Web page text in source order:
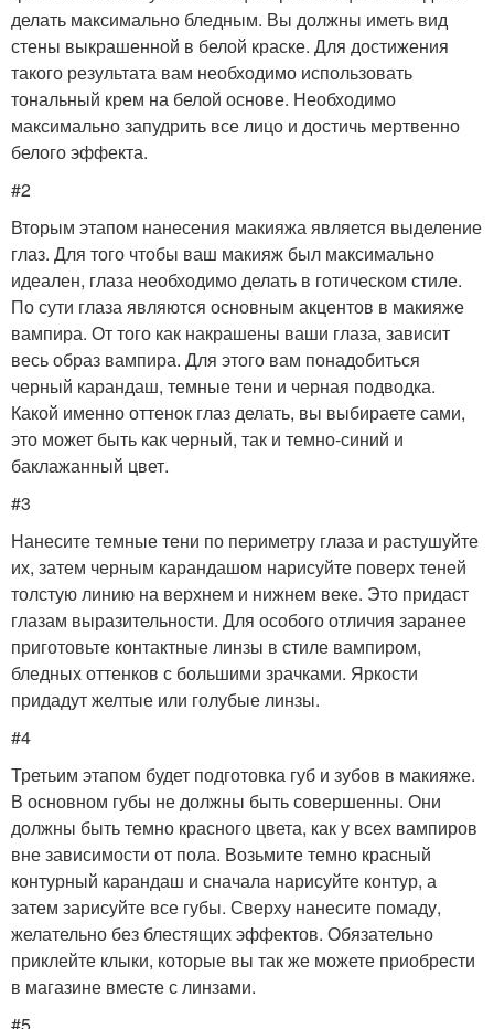
делать максимально бледным. Вы должны иметь вид
стены выкрашенной в белой краске. Для достижения
такого результата вам необходимо использовать
тональный крем на белой основе. Необходимо
максимально запудрить все лицо и достичь мертвенно
белого эффекта.
#2
Вторым этапом нанесения макияжа является выделение
глаз. Для того чтобы ваш макияж был максимально
идеален, глаза необходимо делать в готическом стиле.
По сути глаза являются основным акцентов в макияже
вампира. От того как накрашены ваши глаза, зависит
весь образ вампира. Для этого вам понадобиться
черный карандаш, темные тени и черная подводка.
Какой именно оттенок глаз делать, вы выбираете сами,
это может быть как черный, так и темно-синий и
баклажанный цвет.
#3
Нанесите темные тени по периметру глаза и растушуйте
их, затем черным карандашом нарисуйте поверх теней
толстую линию на верхнем и нижнем веке. Это придаст
глазам выразительности. Для особого отличия заранее
приготовьте контактные линзы в стиле вампиром,
бледных оттенков с большими зрачками. Яркости
придадут желтые или голубые линзы.
#4
Третьим этапом будет подготовка губ и зубов в макияже.
В основном губы не должны быть совершенны. Они
должны быть темно красного цвета, как у всех вампиров
вне зависимости от пола. Возьмите темно красный
контурный карандаш и сначала нарисуйте контур, а
затем зарисуйте все губы. Сверху нанесите помаду,
желательно без блестящих эффектов. Обязательно
приклейте клыки, которые вы так же можете приобрести
в магазине вместе с линзами.
#5